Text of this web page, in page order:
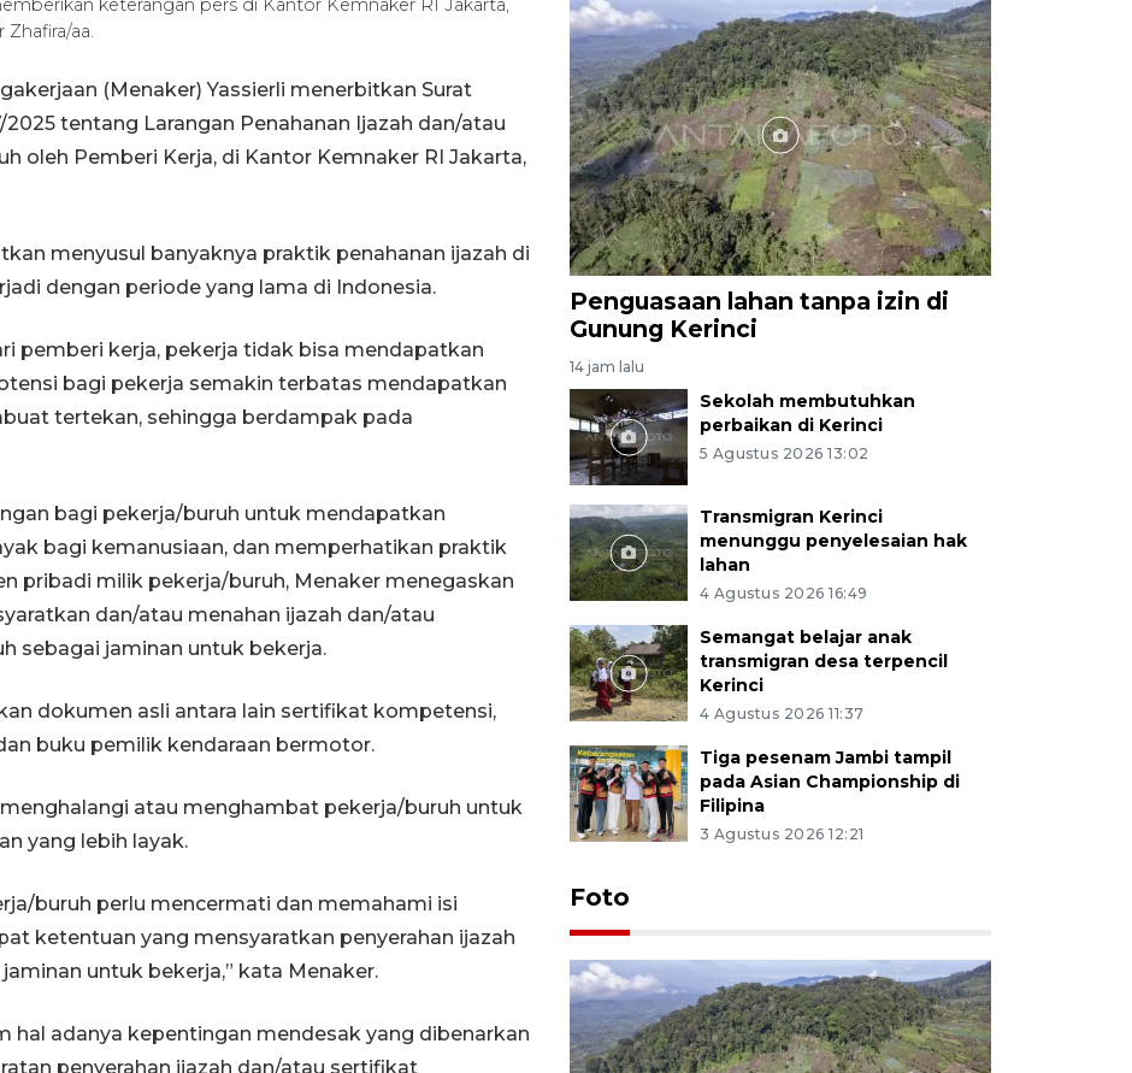
keterangan pers di Kantor Kemnaker RI Jakarta,
Zhafira/aa.
(Menaker) Yassierli menerbitkan Surat
tentang Larangan Penahanan Ijazah dan/atau
oleh Pemberi Kerja, di Kantor Kemnaker RI Jakarta,
menyusul banyaknya praktik penahanan ijazah di
dengan periode yang lama di Indonesia.
pemberi kerja, pekerja tidak bisa mendapatkan
bagi pekerja semakin terbatas mendapatkan
tertekan, sehingga berdampak pada
bagi pekerja/buruh untuk mendapatkan
bagi kemanusiaan, dan memperhatikan praktik
pribadi milik pekerja/buruh, Menaker menegaskan
dan/atau menahan ijazah dan/atau
sebagai jaminan untuk bekerja.
dokumen asli antara lain sertifikat kompetensi,
buku pemilik kendaraan bermotor.
atau menghambat pekerja/buruh untuk
yang lebih layak.
buruh perlu mencermati dan memahami isi
ketentuan yang mensyaratkan penyerahan ijazah
untuk bekerja,” kata Menaker.
hal adanya kepentingan mendesak yang dibenarkan
penyerahan ijazah dan/atau sertifikat
Penguasaan lahan tanpa izin di
Gunung Kerinci
14 jam lalu
Sekolah membutuhkan
perbaikan di Kerinci
5 Agustus 2026 13:02
Transmigran Kerinci
menunggu penyelesaian hak
lahan
4 Agustus 2026 16:49
Semangat belajar anak
transmigran desa terpencil
Kerinci
4 Agustus 2026 11:37
Tiga pesenam Jambi tampil
pada Asian Championship di
Filipina
3 Agustus 2026 12:21
Foto